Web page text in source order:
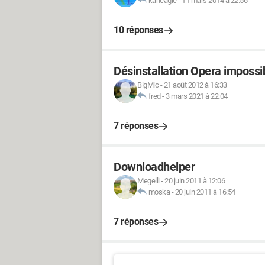
10 réponses
Désinstallation Opera
BigMic -21 août 2012 à 16:33
fred - 3 mars 2021 à 22:04
7 réponses
Downloadhelper
Megelli -20 juin 2011 à 12:06
moska-20 juin 2011 à 16:54
7 réponses